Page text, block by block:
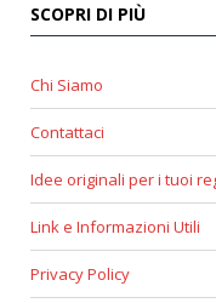
SCOPRI DI PIÙ
Chi Siamo
Contattaci
Idee originali per i tuoi
Link e Informazioni Utili
Privacy Policy